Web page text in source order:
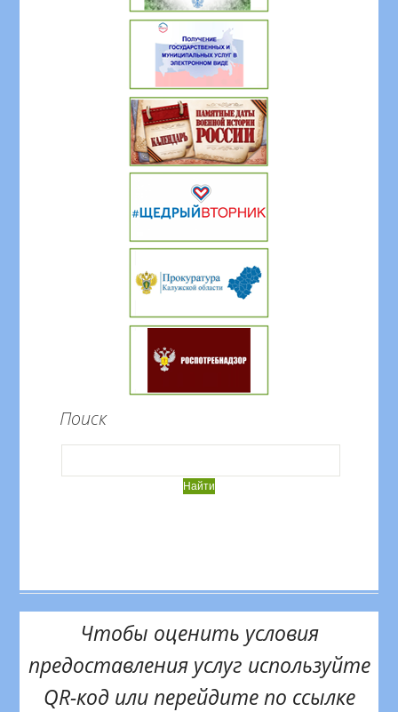
Поиск
Чтобы оценить условия
предоставления услуг используйте
QR-код или перейдите по ссылке